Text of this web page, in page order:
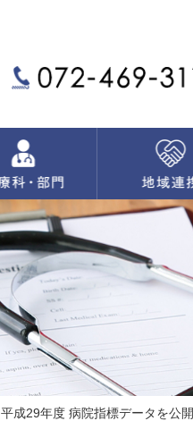
平成29年度 病院指標データを公開